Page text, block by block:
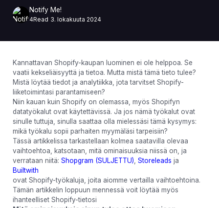
Notify Me!
4Read 3. lokakuuta 2024
Kannattavan Shopify-kaupan luominen ei ole helppoa. Se
vaatii kekseliäisyyttä ja tietoa. Mutta mistä tämä tieto tulee?
Mistä löytää tiedot ja analytiikka, jota tarvitset Shopify-
liiketoimintasi parantamiseen?
Niin kauan kuin Shopify on olemassa, myös Shopifyn
datatyökalut ovat käytettävissä. Ja jos nämä työkalut ovat
sinulle tuttuja, sinulla saattaa olla mielessäsi tämä kysymys:
mikä työkalu sopii parhaiten myymäläsi tarpeisiin?
Tässä artikkelissa tarkastellaan kolmea saatavilla olevaa
vaihtoehtoa, katsotaan, mitä ominaisuuksia niissä on, ja
verrataan niitä: Shopgram (SULJETTU) Storeleads ja
Builtwith
ovat Shopify-työkaluja, joita aiomme vertailla vaihtoehtoina.
Tämän artikkelin loppuun mennessä voit löytää myös
ihanteelliset Shopify-tietosi